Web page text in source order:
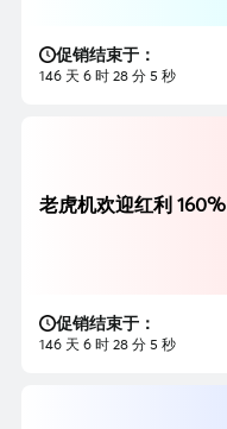
促销结束于：
146 天 6 时 28 分 3 秒
老虎机欢迎红利 160%
促销结束于：
146 天 6 时 28 分 3 秒